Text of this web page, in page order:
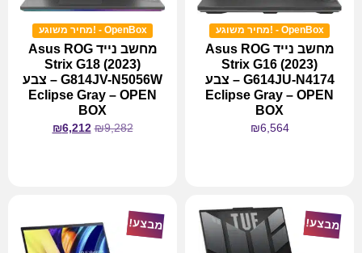
OpenBox - !מחיר משוגע
מחשב נייד Asus ROG
Strix G16 (2023)
G614JU-N4174 – צבע
Eclipse Gray – OPEN
BOX
₪6,564
OpenBox - !מחיר משוגע
מחשב נייד Asus ROG
Strix G18 (2023)
G814JV-N5056W – צבע
Eclipse Gray – OPEN
BOX
₪9,282
₪6,212
מבצע! מבצע!